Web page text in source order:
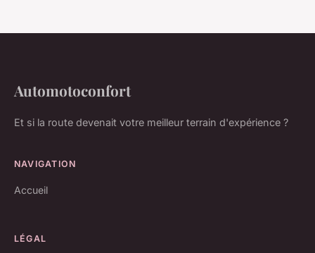
Automotoconfort
Et si la route devenait votre meilleur terrain d'expérience ?
NAVIGATION
Accueil
LÉGAL